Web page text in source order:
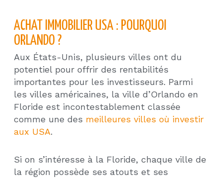
ACHAT IMMOBILIER USA : POURQUOI
ORLANDO ?
Aux États-Unis, plusieurs villes ont du
potentiel pour offrir des rentabilités
importantes pour les investisseurs. Parmi
les villes américaines, la ville d’Orlando en
Floride est incontestablement classée
comme une des meilleures villes où investir
aux USA.
Si on s’intéresse à la Floride, chaque ville de
la région possède ses atouts et ses